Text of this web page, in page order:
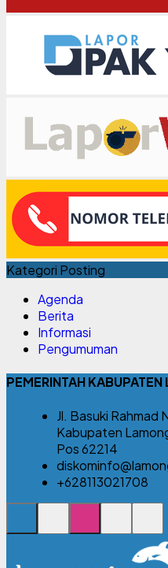
Kategori Posting
Agenda
Berita
Informasi
Pengumuman
PEMERINTAH
Jl. Basuki Rahmad
Kabupaten
Pos 62214
+628113021708